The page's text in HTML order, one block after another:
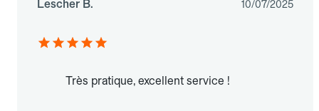
Lescher B. 10/07/2025
Très pratique, excellent service !